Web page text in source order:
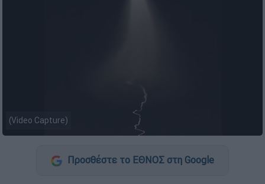
(Video Capture)
Προσθέστε το ΕΘΝΟΣ στη Google